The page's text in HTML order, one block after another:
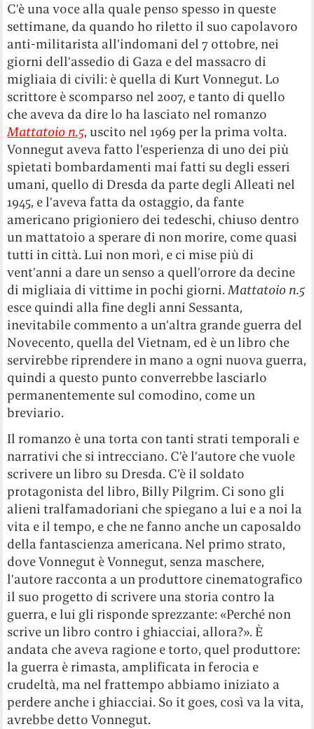
C’è una voce alla quale penso spesso in queste
settimane, da quando ho riletto il suo capolavoro
anti-militarista all’indomani del 7 ottobre, nei
giorni dell’assedio di Gaza e del massacro di
migliaia di civili: è quella di Kurt Vonnegut. Lo
scrittore è scomparso nel 2007, e tanto di quello
che aveva da dire lo ha lasciato nel romanzo
Mattatoio n.5, uscito nel 1969 per la prima volta.
Vonnegut aveva fatto l’esperienza di uno dei più
spietati bombardamenti mai fatti su degli esseri
umani, quello di Dresda da parte degli Alleati nel
1945, e l’aveva fatta da ostaggio, da fante
americano prigioniero dei tedeschi, chiuso dentro
un mattatoio a sperare di non morire, come quasi
tutti in città. Lui non morì, e ci mise più di
vent’anni a dare un senso a quell’orrore da decine
di migliaia di vittime in pochi giorni.Mattatoio n.5
esce quindi alla fine degli anni Sessanta,
inevitabile commento a un’altra grande guerra del
Novecento, quella del Vietnam, ed è un libro che
servirebbe riprendere in mano a ogni nuova guerra,
quindi a questo punto converrebbe lasciarlo
permanentemente sul comodino, come un
breviario.
Il romanzo è una torta con tanti strati temporali e
narrativi che si intrecciano. C’è l’autore che vuole
scrivere un libro su Dresda. C’è il soldato
protagonista del libro, Billy Pilgrim. Ci sono gli
alieni tralfamadoriani che spiegano a lui e a noi la
vita e il tempo, e che ne fanno anche un caposaldo
della fantascienza americana. Nel primo strato,
dove Vonnegut è Vonnegut, senza maschere,
l’autore racconta a un produttore cinematografico
il suo progetto di scrivere una storia contro la
guerra, e lui gli risponde sprezzante: «Perché non
scrive un libro contro i ghiacciai, allora?». È
andata che aveva ragione e torto, quel produttore:
la guerra è rimasta, amplificata in ferocia e
crudeltà, ma nel frattempo abbiamo iniziato a
perdere anche i ghiacciai. So it goes, così va la vita,
avrebbe detto Vonnegut.